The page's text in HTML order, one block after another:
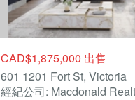
CAD$1,875,000 出售
601 1201 Fort St, Victoria
經紀公司: Macdonald